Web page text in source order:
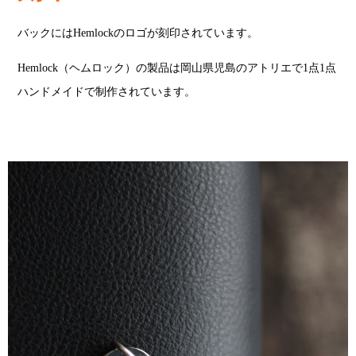
バックにはHemlockのロゴが刻印されています。
Hemlock（ヘムロック）の製品は岡山県児島のアトリエで1点1点
ハンドメイドで制作されています。